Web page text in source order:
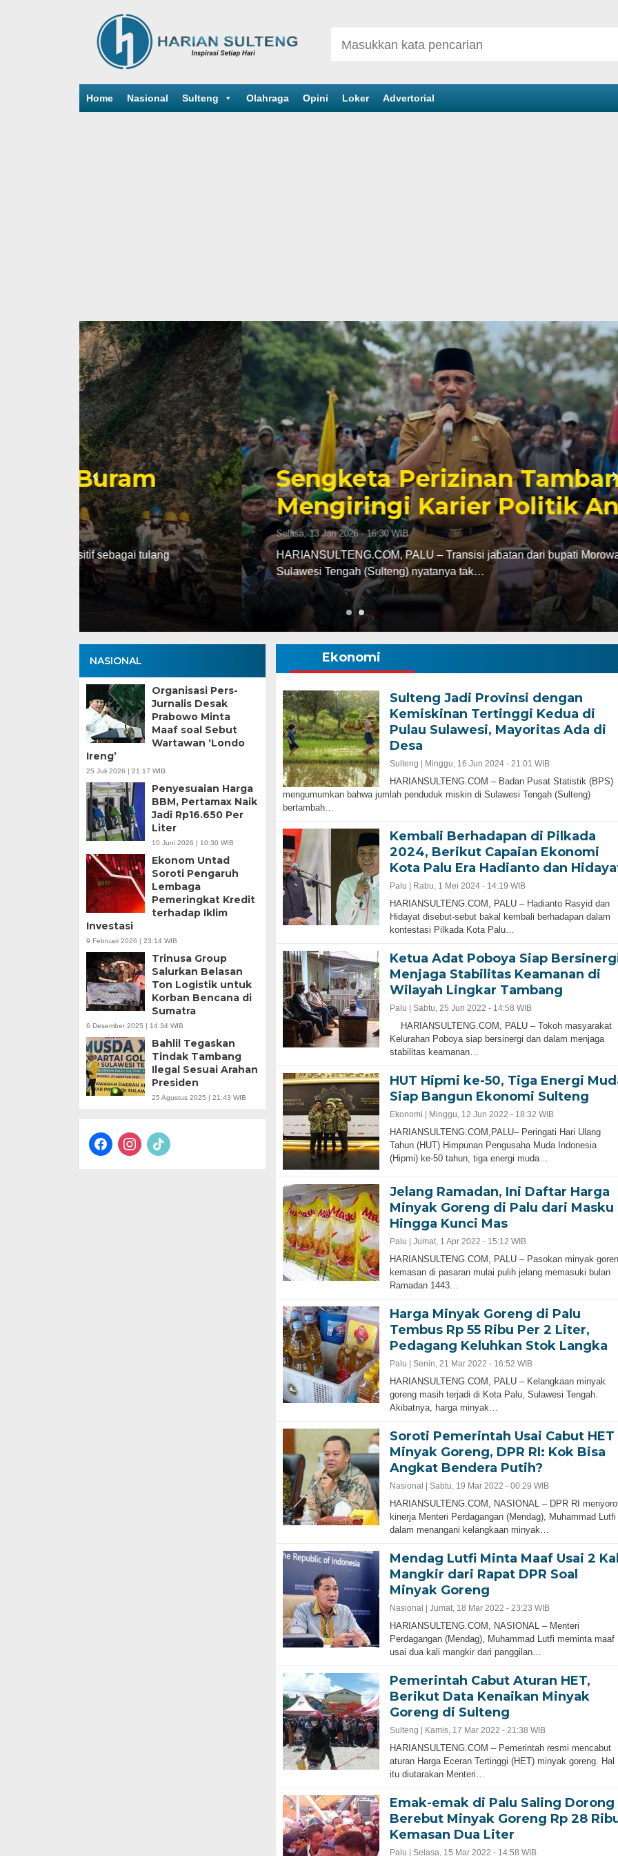
Home Nasional Sulteng Olahraga Opini Loker Advertorial
Sengketa Perizinan Tambang yang
Mengiringi Karier Politik Anwar Hafid
Selasa, 13 Jan 2026 - 16:30 WIB
HARIANSULTENG.COM, PALU – Transisi jabatan dari bupati Morowali ke kursi gubernur
Sulawesi Tengah (Sulteng) nyatanya tak…
NASIONAL
Organisasi Pers-
Jurnalis Desak
Prabowo Minta
Maaf soal Sebut
Wartawan ‘Londo
Ireng’
25 Juli 2026 | 21:17 WIB
Penyesuaian Harga
BBM, Pertamax Naik
Jadi Rp16.650 Per
Liter
10 Juni 2026 | 10:30 WIB
Ekonom Untad
Soroti Pengaruh
Lembaga
Pemeringkat Kredit
terhadap Iklim
Investasi
9 Februari 2026 | 23:14 WIB
Trinusa Group
Salurkan Belasan
Ton Logistik untuk
Korban Bencana di
Sumatra
6 Desember 2025 | 14:34 WIB
Bahlil Tegaskan
Tindak Tambang
Ilegal Sesuai Arahan
Presiden
25 Agustus 2025 | 21:43 WIB
facebookinstagram
tiktok
Ekonomi
Sulteng Jadi Provinsi dengan
Kemiskinan Tertinggi Kedua di
Pulau Sulawesi, Mayoritas Ada di
Desa
Sulteng | Minggu, 16 Jun 2024 - 21:01 WIB
HARIANSULTENG.COM – Badan Pusat Statistik (BPS)
mengumumkan bahwa jumlah penduduk miskin di Sulawesi Tengah (Sulteng)
bertambah…
Kembali Berhadapan di Pilkada
2024, Berikut Capaian Ekonomi
Kota Palu Era Hadianto dan
Palu | Rabu, 1 Mei 2024 - 14:19 WIB
HARIANSULTENG.COM, PALU – Hadianto Rasyid dan
Hidayat disebut-sebut bakal kembali berhadapan dalam
kontestasi Pilkada Kota Palu…
Ketua Adat Poboya Siap
Menjaga Stabilitas Keamanan di
Wilayah Lingkar Tambang
Palu | Sabtu, 25 Jun 2022 - 14:58 WIB
HARIANSULTENG.COM, PALU – Tokoh masyarakat
Kelurahan Poboya siap bersinergi dan dalam menjaga
stabilitas keamanan…
HUT Hipmi ke-50, Tiga Energi
Siap Bangun Ekonomi Sulteng
Ekonomi | Minggu, 12 Jun 2022 - 18:32 WIB
HARIANSULTENG.COM,PALU– Peringati Hari Ulang
Tahun (HUT) Himpunan Pengusaha Muda Indonesia
(Hipmi) ke-50 tahun, tiga energi muda…
Jelang Ramadan, Ini Daftar Harga
Minyak Goreng di Palu dari Masku
Hingga Kunci Mas
Palu | Jumat, 1 Apr 2022 - 15:12 WIB
HARIANSULTENG.COM, PALU – Pasokan minyak
kemasan di pasaran mulai pulih jelang memasuki bulan
Ramadan 1443…
Harga Minyak Goreng di Palu
Tembus Rp 55 Ribu Per 2 Liter,
Pedagang Keluhkan Stok Langka
Palu | Senin, 21 Mar 2022 - 16:52 WIB
HARIANSULTENG.COM, PALU – Kelangkaan minyak
goreng masih terjadi di Kota Palu, Sulawesi Tengah.
Akibatnya, harga minyak…
Soroti Pemerintah Usai Cabut HET
Minyak Goreng, DPR RI: Kok Bisa
Angkat Bendera Putih?
Nasional | Sabtu, 19 Mar 2022 - 00:29 WIB
HARIANSULTENG.COM, NASIONAL – DPR RI
kinerja Menteri Perdagangan (Mendag), Muhammad Lutfi
dalam menangani kelangkaan minyak…
Mendag Lutfi Minta Maaf Usai 2
Mangkir dari Rapat DPR Soal
Minyak Goreng
Nasional | Jumat, 18 Mar 2022 - 23:23 WIB
HARIANSULTENG.COM, NASIONAL – Menteri
Perdagangan (Mendag), Muhammad Lutfi meminta maaf
usai dua kali mangkir dari panggilan…
Pemerintah Cabut Aturan HET,
Berikut Data Kenaikan Minyak
Goreng di Sulteng
Sulteng | Kamis, 17 Mar 2022 - 21:38 WIB
HARIANSULTENG.COM – Pemerintah resmi mencabut
aturan Harga Eceran Tertinggi (HET) minyak goreng. Hal
itu diutarakan Menteri…
Emak-emak di Palu Saling Dorong
Berebut Minyak Goreng Rp 28
Kemasan Dua Liter
Palu | Selasa, 15 Mar 2022 - 14:58 WIB